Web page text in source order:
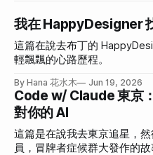
我在 HappyDesigner
這篇在說去布丁的
輕飄飄的心路歷程。
By Hana 花水木 Jun 19, 2026
Code w/ Claude 東京
對你的 AI
這篇是在說我去東京追星，
員，冒牌者症候群大發作的故